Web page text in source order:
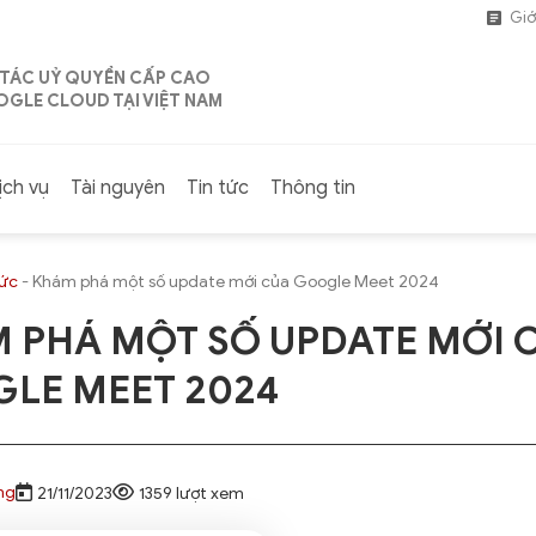
UỶ QUYỀN CẤP CAO
CLOUD TẠI VIỆT NAM
vụ Tài nguyên Tin tức Thông tin
-Khám phá một số update mới của Google Meet 2024
PHÁ MỘT SỐ UPDATE MỚI
MEET 2024
21/11/2023 1359 lượt xem